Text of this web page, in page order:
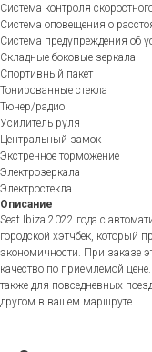
Система контроля
Система оповещения о
Система предупреждения об
Складные боковые зеркала
Спортивный пакет
Тонированные стекла
Тюнер/радио
Усилитель руля
Центральный замок
Экстренное торможение
Электрозеркала
Электростекла
Описание
Seat Ibiza 2022 года с
городской хэтчбек, который
экономичности. При заказе
качество по приемлемой
также для повседневных
другом в вашем маршруте.